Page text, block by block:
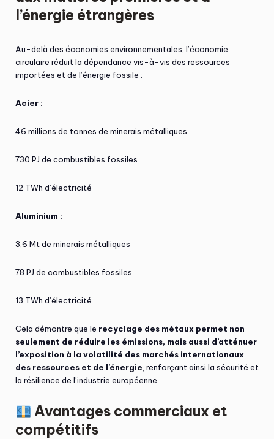
l’énergie étrangères
Au-delà des économies environnementales, l’économie
circulaire réduit la dépendance vis-à-vis des ressources
importées et de l’énergie fossile :
Acier :
46 millions de tonnes de minerais métalliques
730 PJ de combustibles fossiles
12 TWh d’électricité
Aluminium :
3,6 Mt de minerais métalliques
78 PJ de combustibles fossiles
13 TWh d’électricité
Cela démontre que le recyclage des métaux permet non
seulement de réduire les émissions, mais aussi d’atténuer
l’exposition à la volatilité des marchés internationaux
des ressources et de l’énergie , renforçant ainsi la sécurité et
la résilience de l’industrie européenne.
Avantages commerciaux et
compétitifs